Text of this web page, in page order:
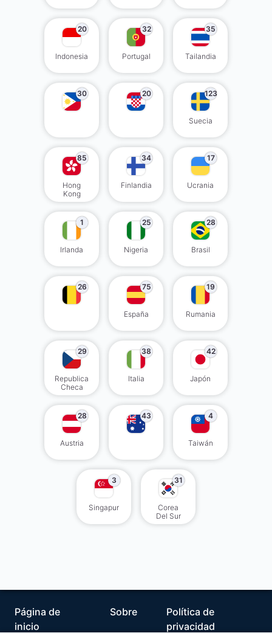
20
Indonesia
32
Portugal
35
Tailandia
30 20 123
Suecia
85
Hong
Kong
34
Finlandia
17
Ucrania
1
Irlanda
25
Nigeria
28
Brasil
26 75
España
19
Rumania
29
Republica
Checa
38
Italia
42
Japón
28
Austria
43 4
Taiwán
3
Singapur
31
Corea
Del Sur
Página de
inicio
Sobre
Política de
privacidad